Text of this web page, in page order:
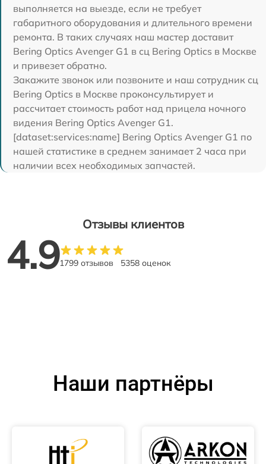
выполняется на выезде, если не требует
габаритного оборудования и длительного времени
ремонта. В таких случаях наш мастер доставит
Bering Optics Avenger G1 в сц Bering Optics в Москве
и привезет обратно.
Закажите звонок или позвоните и наш сотрудник сц
Bering Optics в Москве проконсультирует и
рассчитает стоимость работ над прицела ночного
видения Bering Optics Avenger G1.
[dataset:services:name] Bering Optics Avenger G1 по
нашей статистике в среднем занимает 2 часа при
наличии всех необходимых запчастей.
Отзывы клиентов
4.91799 отзывов 5358 оценок
Наши партнёры